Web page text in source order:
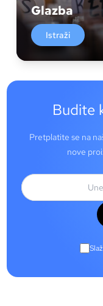
Glazba
Istraži
Budite
Pretplatite se na
nove